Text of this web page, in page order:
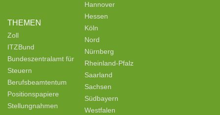
THEMEN
Zoll
ITZBund
Bundeszentralamt für
Steuern
Berufsbeamtentum
Positionspapiere
Stellungnahmen
Hannover
Hessen
Köln
Nord
Nürnberg
Rheinland-Pfalz
Saarland
Sachsen
Südbayern
Westfalen